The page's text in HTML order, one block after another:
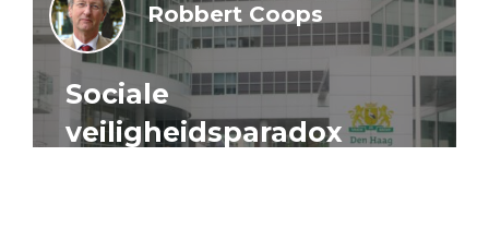
Robbert Coops
Sociale
veiligheidsparadox